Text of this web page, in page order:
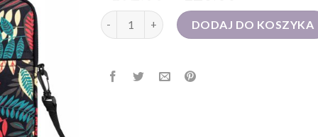
ilość torba na laptopa damskaDODAJ DO KOSZYKA